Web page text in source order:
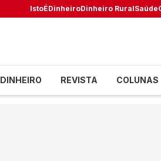
IstoÉDinheiroDinheiro RuralSaúde
DINHEIRO REVISTA COLUNAS